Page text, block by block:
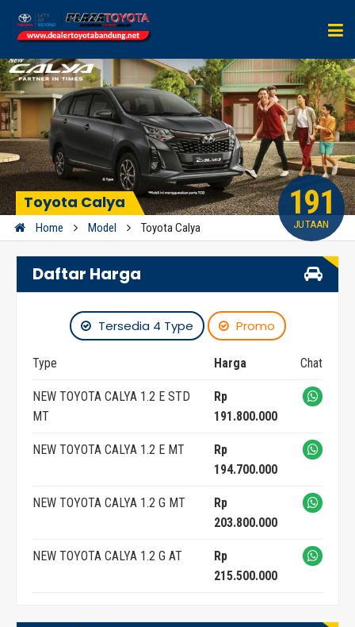
Toyota Calya
Home Model Toyota Calya
191
JUTAAN
Daftar Harga
Tersedia 4 Type Promo
Type Harga Chat
NEW TOYOTA CALYA 1.2 E STD
MT
Rp
191.800.000
NEW TOYOTA CALYA 1.2 E MT
Rp
194.700.000
NEW TOYOTA CALYA 1.2 G MT
Rp
203.800.000
NEW TOYOTA CALYA 1.2 G AT
Rp
215.500.000